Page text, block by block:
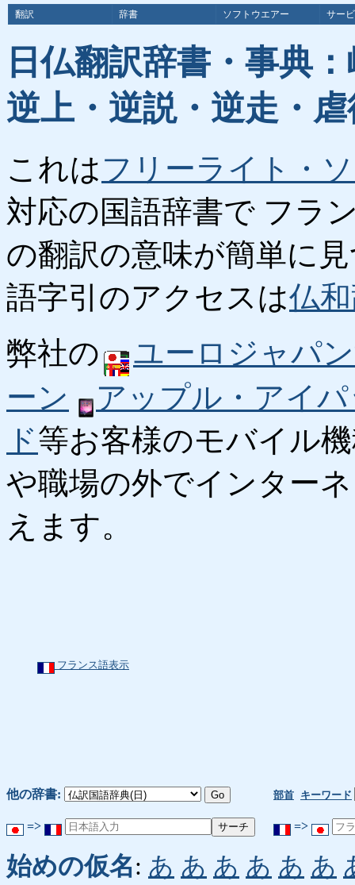
翻訳 辞書 ソフトウエアー サー
日仏翻訳辞書・事典
逆上・逆説・逆走・
これはフリーライト・
対応の国語辞書で フラ
の翻訳の意味が簡単に
語字引のアクセスは仏
弊社の
ユーロジャパ
ーン
アップル・アイ
ド等お客様のモバイル
や職場の外でインター
えます。
フランス語表示
他の辞書: 部首 キーワード
=> =>
始めの仮名: あ あ あ あ あ あ